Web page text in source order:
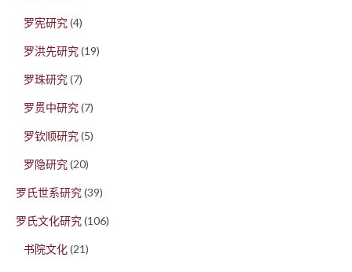
罗宪研究(4)
罗洪先研究(19)
罗珠研究(7)
罗贯中研究(7)
罗钦顺研究(5)
罗隐研究(20)
罗氏世系研究(39)
罗氏文化研究(106)
书院文化(21)